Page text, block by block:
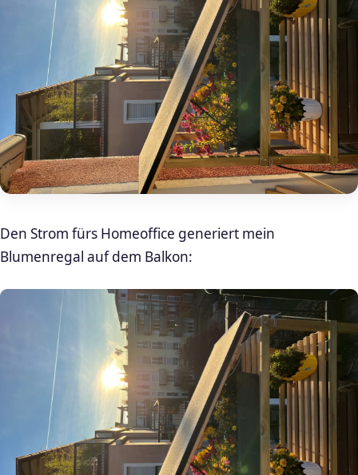
Den Strom fürs Homeoffice generiert mein
Blumenregal auf dem Balkon: